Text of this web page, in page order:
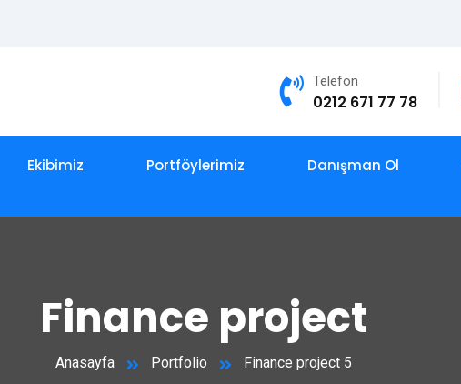
Telefon
0212 671 77 78
Ekibimiz Portföylerimiz Danışman Ol
Finance project
Anasayfa Portfolio Finance project 5